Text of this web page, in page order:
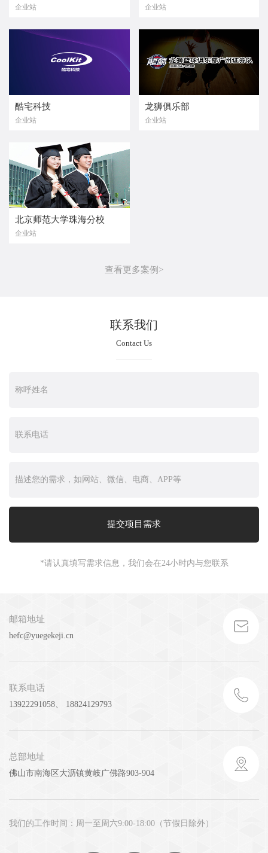
企业站
司
企业站
酷宅科技
企业站
龙狮俱乐部
企业站
北京师范大学珠海分校
企业站
查看更多案例>
联系我们
Contact Us
*请认真填写需求信息，我们会在24小时内与您联系
邮箱地址
hefc@yuegekeji.cn
联系电话
13922291058、 18824129793
总部地址
佛山市南海区大沥镇黄岐广佛路903-904
我们的工作时间：周一至周六9:00-18:00（节假日除外）